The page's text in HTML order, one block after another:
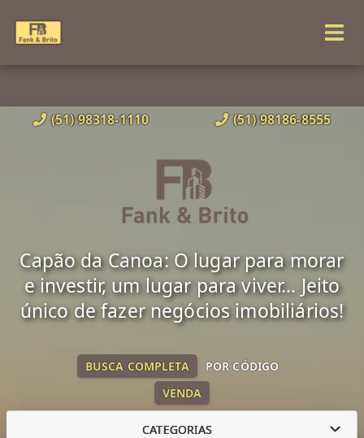
(51) 98318-1110 (51) 98186-8555
Capão da Canoa: O lugar para morar
e investir, um lugar para viver... Jeito
único de fazer negócios imobiliários!
VENDA
BUSCA COMPLETA POR CÓDIGO
CATEGORIAS